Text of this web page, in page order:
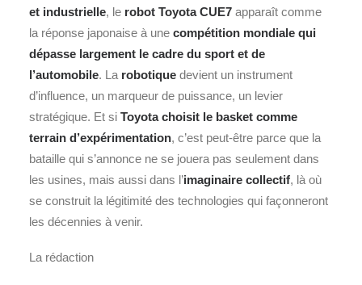
et industrielle, le robot Toyota CUE7 apparaît comme
la réponse japonaise à une compétition mondiale qui
dépasse largement le cadre du sport et de
l’automobile. La robotique devient un instrument
d’influence, un marqueur de puissance, un levier
stratégique. Et si Toyota choisit le basket comme
terrain d’expérimentation, c’est peut‑être parce que la
bataille qui s’annonce ne se jouera pas seulement dans
les usines, mais aussi dans l’imaginaire collectif, là où
se construit la légitimité des technologies qui façonneront
les décennies à venir.
La rédaction